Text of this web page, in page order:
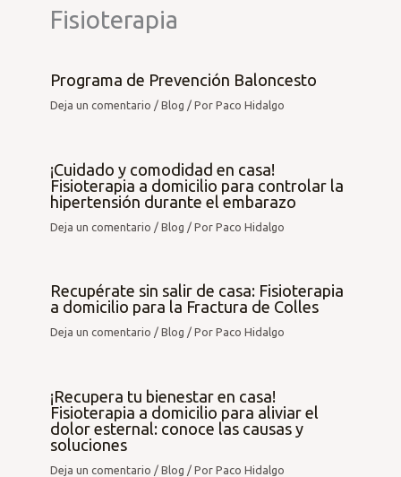
Fisioterapia
Programa de Prevención Baloncesto
Deja un comentario /Blog / PorPaco Hidalgo
¡Cuidado y comodidad en casa!
Fisioterapia a domicilio para controlar la
hipertensión durante el embarazo
Deja un comentario /Blog / PorPaco Hidalgo
Recupérate sin salir de casa: Fisioterapia
a domicilio para la Fractura de Colles
Deja un comentario /Blog / PorPaco Hidalgo
¡Recupera tu bienestar en casa!
Fisioterapia a domicilio para aliviar el
dolor esternal: conoce las causas y
soluciones
Deja un comentario /Blog / PorPaco Hidalgo